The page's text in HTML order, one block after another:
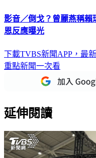
影音／倒戈？曾麗燕稱
恩反應曝光
下載TVBS新聞APP，最
重點新聞一次看
延伸閱讀